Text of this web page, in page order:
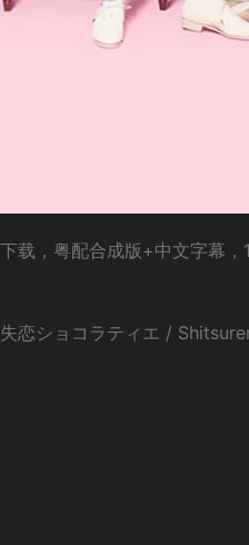
载，粤配合成版+中文字幕，
恋ショコラティエ /